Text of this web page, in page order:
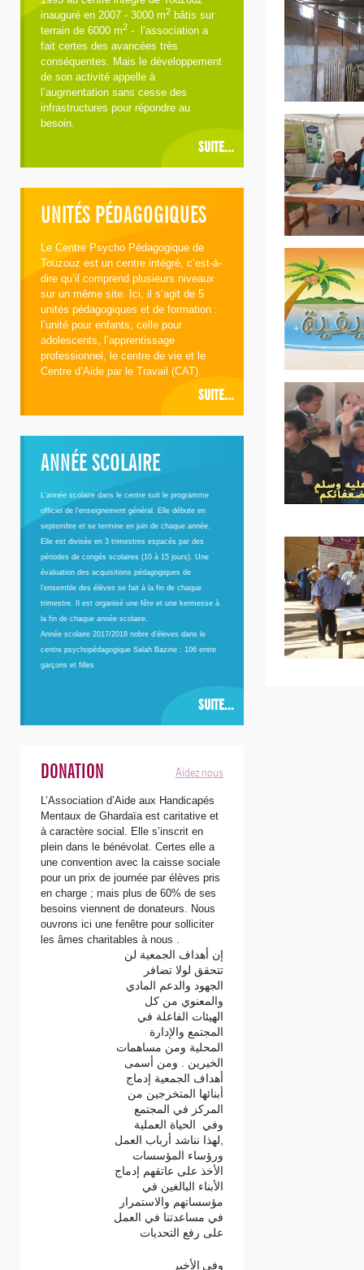
inauguré en 2007 - 3000 m2 bâtis sur
terrain de 6000 m2 - l’association a
fait certes des avancées très
conséquentes. Mais le développement
de son activité appelle à
l’augmentation sans cesse des
infrastructures pour répondre au
besoin.
SUITE...
UNITÉS PÉDAGOGIQUES
Le Centre Psycho Pédagogique de
Touzouz est un centre intégré, c’est-à-
dire qu’il comprend plusieurs niveaux
sur un même site. Ici, il s’agit de 5
unités pédagogiques et de formation :
l’unité pour enfants, celle pour
adolescents, l’apprentissage
professionnel, le centre de vie et le
Centre d’Aide par le Travail (CAT).
SUITE...
ANNÉE SCOLAIRE
L’année scolaire dans le centre suit le programme
officiel de l’enseignement général. Elle débute en
septembre et se termine en juin de chaque année.
Elle est divisée en 3 trimestres espacés par des
périodes de congés scolaires (10 à 15 jours). Une
évaluation des acquisitions pédagogiques de
l’ensemble des élèves se fait à la fin de chaque
trimestre. Il est organisé une fête et une kermesse à
la fin de chaque année scolaire.
Année scolaire 2017/2018 nobre d'éleves dans le
centre psychopédagogique Salah Bazine : 106 entre
garçons et filles
SUITE...
DONATION Aidez nous
L’Association d’Aide aux Handicapés
Mentaux de Ghardaïa est caritative et
à caractère social. Elle s’inscrit en
plein dans le bénévolat. Certes elle a
une convention avec la caisse sociale
pour un prix de journée par élèves pris
en charge ; mais plus de 60% de ses
besoins viennent de donateurs. Nous
ouvrons ici une fenêtre pour solliciter
les âmes charitables à nous .
إن أهداف الجمعية لن
تتحقق لولا تضافر
الجهود والدعم المادي
والمعنوي من كل
الهيئات الفاعلة في
المجتمع والإدارة
المحلية ومن مساهمات
الخيرين . ومن أسمى
أهداف الجمعية إدماج
أبنائها المتخرجين من
المركز في المجتمع
وفي الحياة العملية
,لهذا نناشد أرباب العمل
ورؤساء المؤسسات
الأخذ على عاتقهم إدماج
الأبناء البالغين في
مؤسساتهم والاستمرار
في مساعدتنا في العمل
على رفع التحديات